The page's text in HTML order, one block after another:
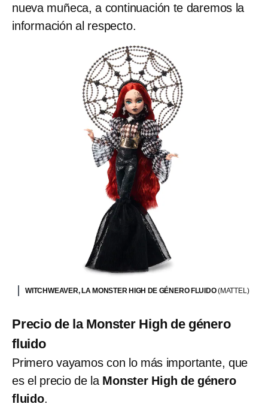
nueva muñeca, a continuación te daremos la
información al respecto.
WITCHWEAVER, LA MONSTER HIGH DE GÉNERO FLUIDO(MATTEL)
Precio de la Monster High de género
fluido
Primero vayamos con lo más importante, que
es el precio de la Monster High de género
fluido.